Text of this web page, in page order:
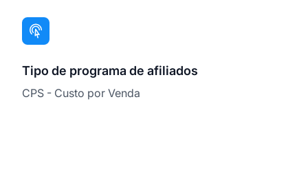
Tipo de programa de afiliados
CPS - Custo por Venda